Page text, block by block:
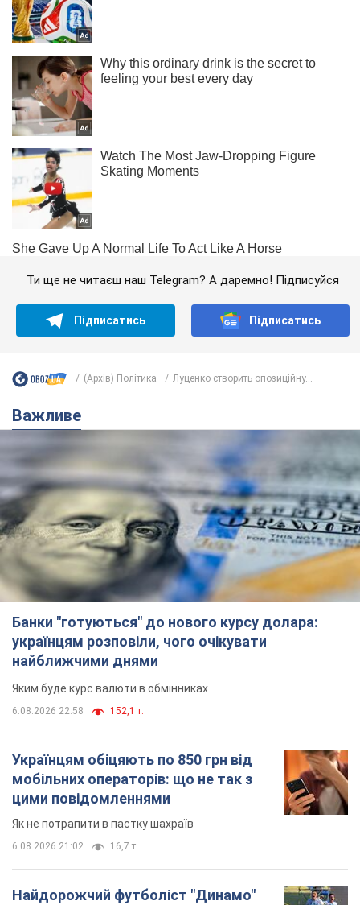
Ти ще не читаєш наш Telegram? А даремно! Підписуйся
Підписатись Підписатись
(Архів) Політика Луценко створить опозиційну...
Важливе
Банки "готуються" до нового курсу долара:
українцям розповіли, чого очікувати
найближчими днями
Яким буде курс валюти в обмінниках
6.08.2026 22:58 152,1 т.
Українцям обіцяють по 850 грн від
мобільних операторів: що не так з
цими повідомленнями
Як не потрапити в пастку шахраїв
6.08.2026 21:02 16,7 т.
Найдорожчий футболіст "Динамо"